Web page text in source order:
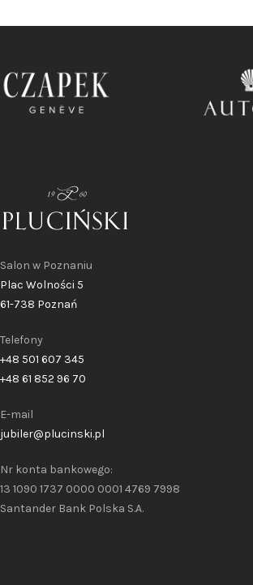
Salon w Poznaniu
Plac Wolności 5
61-738 Poznań
Telefony
+48 501 607 345
+48 61 852 96 70
E-mail
jubiler@plucinski.pl
Nr konta bankowego:
13 1090 1737 0000 0001 4769 7998
Santander Bank Polska S.A.